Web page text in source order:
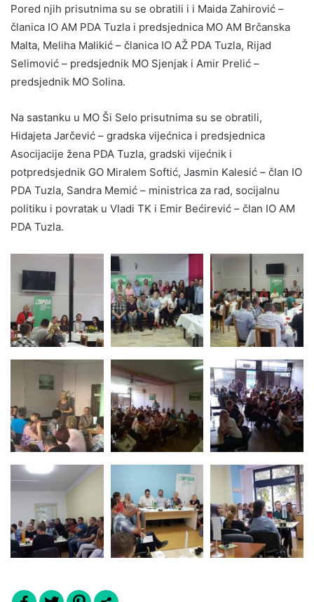
Pored njih prisutnima su se obratili i i Maida Zahirović –
članica IO AM PDA Tuzla i predsjednica MO AM Brčanska
Malta, Meliha Malikić – članica IO AŽ PDA Tuzla, Rijad
Selimović – predsjednik MO Sjenjak i Amir Prelić –
predsjednik MO Solina.
Na sastanku u MO Ši Selo prisutnima su se obratili,
Hidajeta Jarčević – gradska vijećnica i predsjednica
Asocijacije žena PDA Tuzla, gradski vijećnik i
potpredsjednik GO Miralem Softić, Jasmin Kalesić – član IO
PDA Tuzla, Sandra Memić – ministrica za rad, socijalnu
politiku i povratak u Vladi TK i Emir Bećirević – član IO AM
PDA Tuzla.